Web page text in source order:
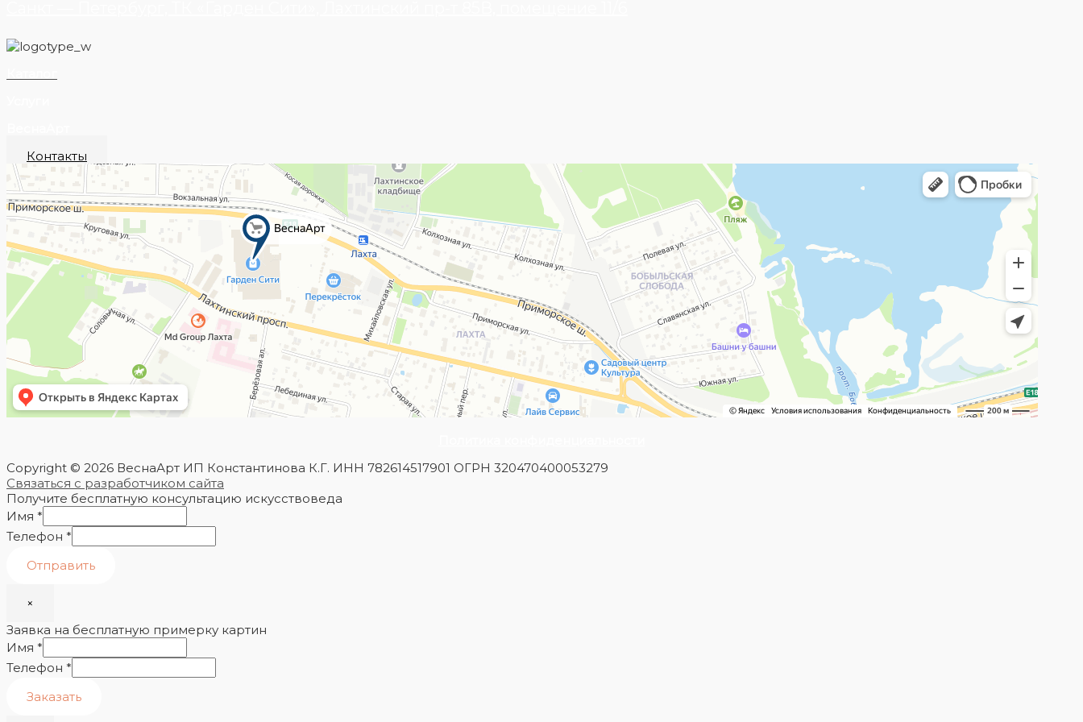
Контакты
Copyright © 2026 ВеснаАрт ИП Константинова К.Г. ИНН 782614517901 ОГРН 320470400053279
Связаться с разработчиком сайта
Получите бесплатную консультацию искусствоведа
Имя *
Телефон *
Отправить
×
Заявка на бесплатную примерку картин
Имя *
Телефон *
Заказать